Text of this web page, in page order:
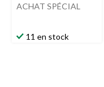
ACHAT SPÉCIAL
11 en stock